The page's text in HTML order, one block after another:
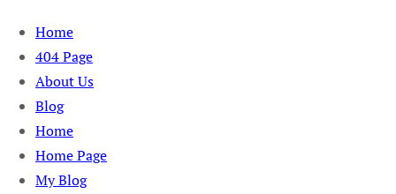
Skip
content
Home
404 Page
About Us
Blog
Home
Home Page
My Blog